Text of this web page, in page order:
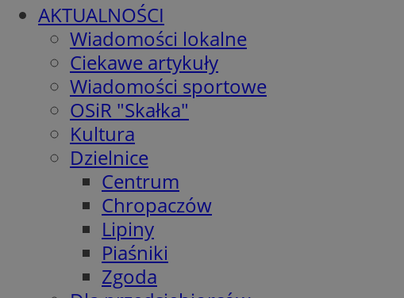
AKTUALNOŚCI
Wiadomości lokalne
Ciekawe artykuły
Wiadomości sportowe
OSiR "Skałka"
Kultura
Dzielnice
Centrum
Chropaczów
Lipiny
Piaśniki
Zgoda